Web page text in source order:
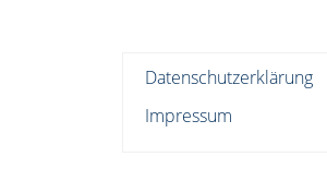
Datenschutzerklärung
Impressum